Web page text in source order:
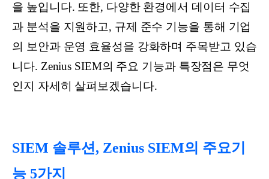
을 높입니다. 또한, 다양한 환경에서 데이터 수집
과 분석을 지원하고, 규제 준수 기능을 통해 기업
의 보안과 운영 효율성을 강화하며 주목받고 있습
니다. Zenius SIEM의 주요 기능과 특장점은 무엇
인지 자세히 살펴보겠습니다.
SIEM 솔루션, Zenius SIEM의 주요기
능 5가지